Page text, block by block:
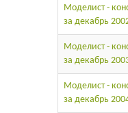
Моделист -
за декабрь
Моделист -
за декабрь
Моделист -
за декабрь